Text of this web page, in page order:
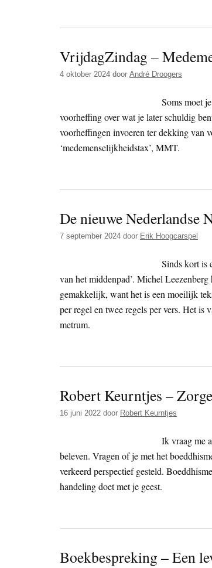
VrijdagZindag –
4 oktober 2024 door André Droogers
Soms moet
voorheffing over wat je later schuldig
voorheffingen invoeren ter dekking van
‘medemenselijkheidstax’, MMT.
De nieuwe Nederlandse
7 september 2024 door Erik Hoogcarspel
Sinds kort is
van het middenpad’. Michel
gemakkelijk, want het is een moeilijk
per regel en twee regels per vers. Het
metrum.
Robert Keurntjes –
16 juni 2022 door Robert Keurntjes
Ik vraag me
beleven. Vragen of je met het
verkeerd perspectief gesteld.
handeling doet met je geest.
Boekbespreking – Een